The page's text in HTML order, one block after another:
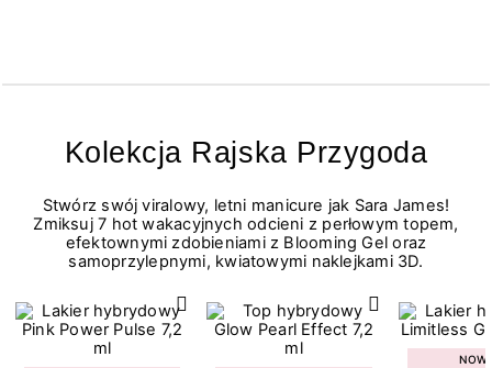
Kolekcja Rajska Przygoda
Stwórz swój viralowy, letni manicure jak Sara James!
Zmiksuj 7 hot wakacyjnych odcieni z perłowym topem,
efektownymi zdobieniami z Blooming Gel oraz
samoprzylepnymi, kwiatowymi naklejkami 3D.